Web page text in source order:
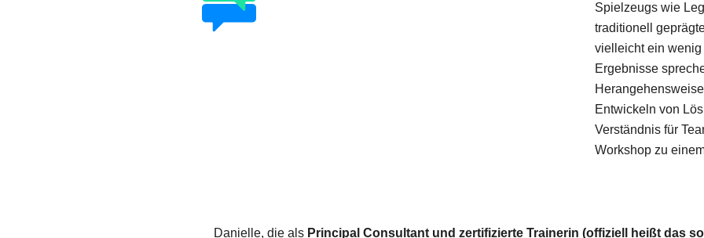
Spielzeugs wie
traditionell
vielleicht ein
Ergebnisse
Entwickeln von
Verständnis für
Workshop zu
Lego Serious Play Workshop mit Danielle Berg
Danielle, die als Principal Consultant und zertifizierte Trainerin (offiziell heißt das